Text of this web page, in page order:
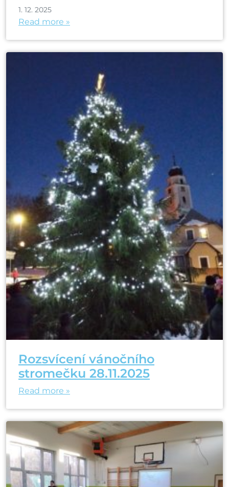
1. 12. 2025
Read more »
Rozsvícení vánočního
stromečku 28.11.2025
Read more »